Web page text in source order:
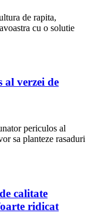
de rapita,
cu o solutie
al verzei de
periculos al
sa planteze rasaduri
calitate
ridicat